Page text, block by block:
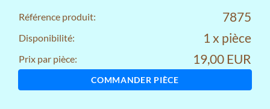
Référence produit: 7875
Disponibilité: 1 x pièce
Prix par pièce: 19,00 EUR
COMMANDER PIÈCE